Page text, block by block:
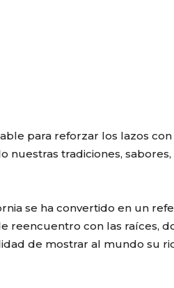
para reforzar los lazos
nuestras tradiciones,
se ha convertido en un
reencuentro con las raíces,
de mostrar al mundo su